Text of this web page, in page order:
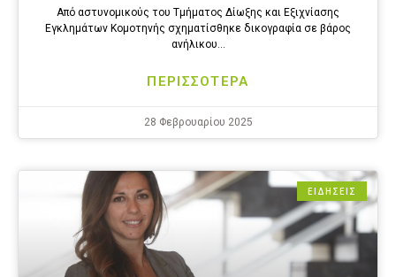
Από αστυνομικούς του Τμήματος Δίωξης και Εξιχνίασης
Εγκλημάτων Κομοτηνής σχηματίσθηκε δικογραφία σε βάρος
ανήλικου…
ΠΕΡΙΣΣΟΤΕΡΑ
28 Φεβρουαρίου 2025
ΕΙΔΗΣΕΙΣ